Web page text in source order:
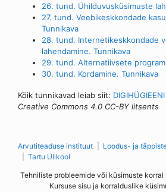
26. tund. Ühilduvusküsimuste
27. tund. Veebikeskkondade
Tunnikava
28. tund. Internetikeskkondade
lahendamine. Tunnikava
29. tund. Alternatiivsete
30. tund. Kordamine. Tunnikava
Kõik tunnikavad leiab siit:
Creative Commons 4.0 CC-BY litsents
Arvutiteaduse instituut
Loodus- ja
Tartu Ülikool
Tehniliste probleemide või küsimuste korral
Kursuse sisu ja korralduslike